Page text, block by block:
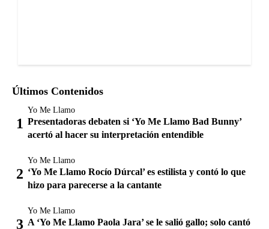
Últimos Contenidos
Yo Me Llamo
Presentadoras debaten si ‘Yo Me Llamo Bad Bunny’
acertó al hacer su interpretación entendible
Yo Me Llamo
‘Yo Me Llamo Rocío Dúrcal’ es estilista y contó lo que
hizo para parecerse a la cantante
Yo Me Llamo
A ‘Yo Me Llamo Paola Jara’ se le salió gallo; solo cantó